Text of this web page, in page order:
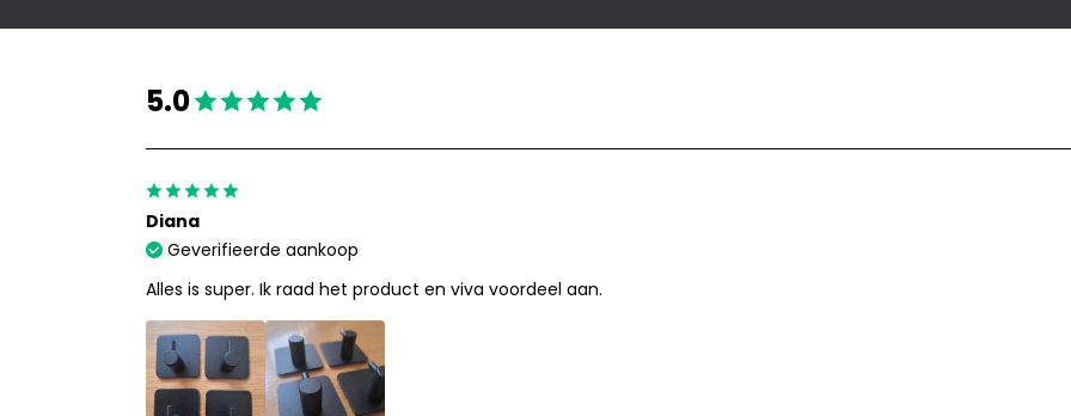
5.0
Diana
Geverifieerde aankoop
Alles is super. Ik raad het product en viva voordeel aan.